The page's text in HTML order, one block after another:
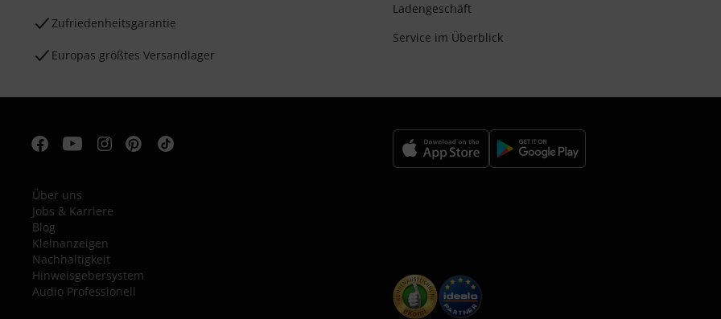
Zufriedenheitsgarantie
Europas größtes Versandlager
Ladengeschäft
Service im Überblick
Über uns
Jobs & Karriere
Blog
Kleinanzeigen
Nachhaltigkeit
Hinweisgebersystem
Audio Professionell